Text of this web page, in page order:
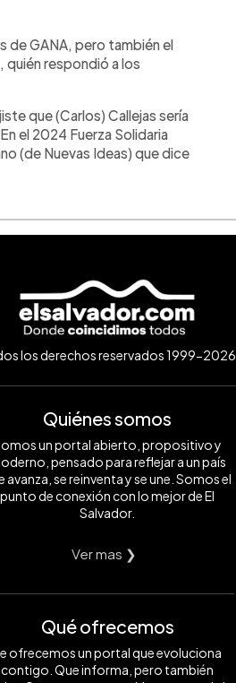
de GANA, pero también el
quién respondió a los
que (Carlos) Callejas sería
el 2024 Fuerza Solidaria
(de Nuevas Ideas) que dice
los derechos reservados 1999-2026
Quiénes somos
un portal abierto, propositivo y
pensado para reflejar a un país
avanza, se reinventa y se une. Somos el
punto de conexión con lo mejor de El
Salvador.
Ver mas ❯
Qué ofrecemos
ofrecemos un portal que evoluciona
contigo. Que informa, pero también